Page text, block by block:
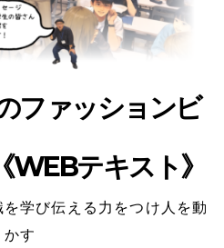
ファッションビ
WEBテキスト》
学び伝える力をつけ人を動
かす